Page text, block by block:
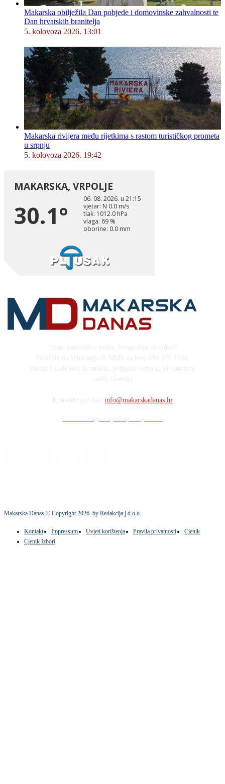
Makarska obilježila Dan pobjede i domovinske zahvalnosti te
Dan hrvatskih branitelja
5. kolovoza 2026. 13:01
Makarska rivijera među rijetkima s rastom turističkog prometa
u srpnju
5. kolovoza 2026. 19:42
info@makarskadanas.hr
Makarska Danas © Copyright2026. by Redakcija j.d.o.o.
Kontakt Impressum Uvjeti korištenja Pravila privatnosti
Cjenik
Cjenik Izbori